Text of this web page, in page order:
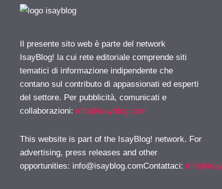
Il presente sito web è parte del network
IsayBlog! la cui rete editoriale comprende siti
tematici di informazione indipendente che
contano sul contributo di appassionati ed esperti
del settore. Per pubblicità, comunicati e
collaborazioni: info@isayblog.com
This website is part of the IsayBlog! network. For
advertising, press releases and other
opportunities: info@isayblog.comContattaci: